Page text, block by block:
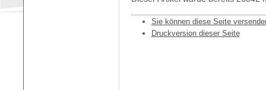
Sie können diese Seite
Druckversion dieser Seite